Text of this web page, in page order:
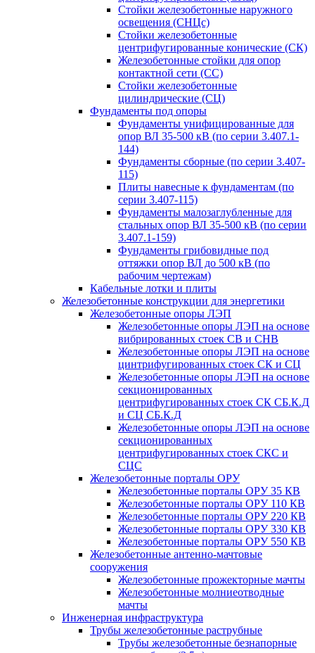
Стойки железобетонные наружного
освещения (СНЦс)
Стойки железобетонные
центрифугированные конические (СК)
Железобетонные стойки для опор
контактной сети (СС)
Стойки железобетонные
цилиндрические (СЦ)
Фундаменты под опоры
Фундаменты унифицированные для
опор ВЛ 35-500 кВ (по серии 3.407.1-
144)
Фундаменты сборные (по серии 3.407-
115)
Плиты навесные к фундаментам (по
серии 3.407-115)
Фундаменты малозаглубленные для
стальных опор ВЛ 35-500 кВ (по серии
3.407.1-159)
Фундаменты грибовидные под
оттяжки опор ВЛ до 500 кВ (по
рабочим чертежам)
Кабельные лотки и плиты
Железобетонные конструкции для энергетики
Железобетонные опоры ЛЭП
Железобетонные опоры ЛЭП на основе
вибрированных стоек СВ и СНВ
Железобетонные опоры ЛЭП на основе
цинтрифугированных стоек СК и СЦ
Железобетонные опоры ЛЭП на основе
секционированных
центрифугированных стоек СК СБ.К.Д
и СЦ СБ.К.Д
Железобетонные опоры ЛЭП на основе
секционированных
центрифугированных стоек СКС и
СЦС
Железобетонные порталы ОРУ
Железобетонные порталы ОРУ 35 КВ
Железобетонные порталы ОРУ 110 КВ
Железобетонные порталы ОРУ 220 КВ
Железобетонные порталы ОРУ 330 КВ
Железобетонные порталы ОРУ 550 КВ
Железобетонные антенно-мачтовые
сооружения
Железобетонные прожекторные мачты
Железобетонные молниеотводные
мачты
Инженерная инфраструктура
Трубы железобетонные раструбные
Трубы железобетонные безнапорные